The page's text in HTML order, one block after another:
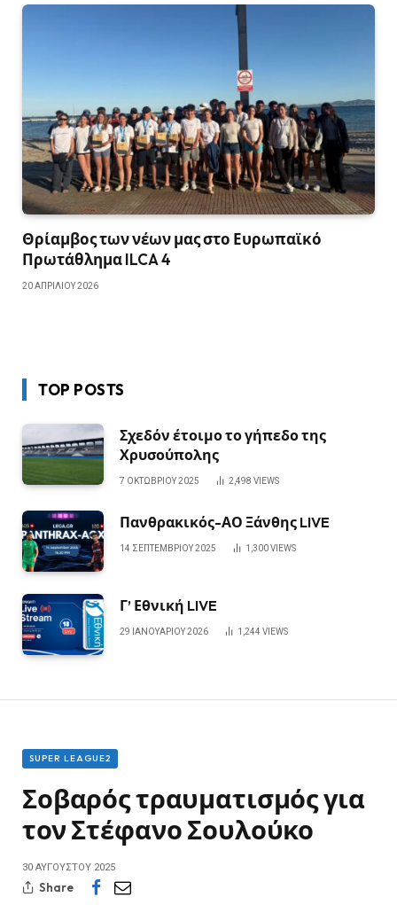
Θρίαμβος των νέων μας στο Ευρωπαϊκό
Πρωτάθλημα ILCA 4
20 ΑΠΡΙΛΊΟΥ 2026
TOP POSTS
Σχεδόν έτοιμο το γήπεδο της
Χρυσούπολης
7 ΟΚΤΩΒΡΊΟΥ 2025 2,498 VIEWS
Πανθρακικός-ΑΟ Ξάνθης LIVE
14 ΣΕΠΤΕΜΒΡΊΟΥ 2025 1,300VIEWS
Γ’ Εθνική LIVE
29 ΙΑΝΟΥΑΡΊΟΥ 2026 1,244 VIEWS
SUPER LEAGUE2
Σοβαρός τραυματισμός για
τον Στέφανο Σουλούκο
30 ΑΥΓΟΎΣΤΟΥ 2025
Share